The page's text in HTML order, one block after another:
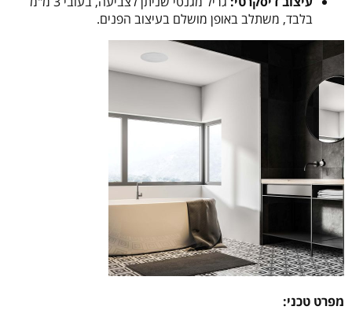
בלבד, משתלב באופן מושלם בעיצוב הפנים.
מפרט טכני: